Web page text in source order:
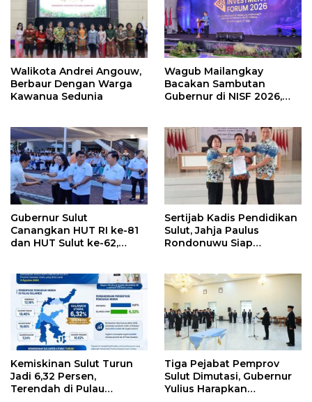
Walikota Andrei Angouw,
Berbaur Dengan Warga
Kawanua Sedunia
Wagub Mailangkay
Bacakan Sambutan
Gubernur di NISF 2026,
Kelapa ke Investor
Gubernur Sulut
Canangkan HUT RI ke-81
dan HUT Sulut ke-62,
Kendaraan
Sertijab Kadis Pendidikan
Sulut, Jahja Paulus
Rondonuwu Siap
Kemiskinan Sulut Turun
Jadi 6,32 Persen,
Terendah di Pulau
Tiga Pejabat Pemprov
Sulut Dimutasi, Gubernur
Yulius Harapkan